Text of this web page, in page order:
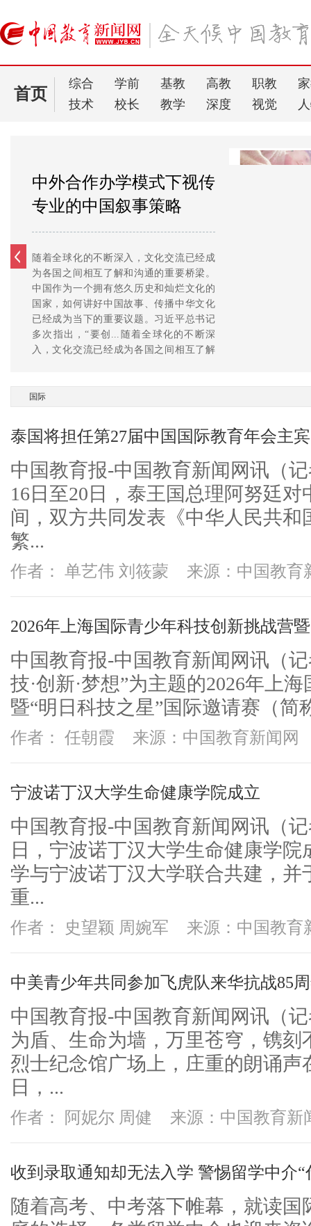
首页
综合 学前 基教 高教 职教
技术
校长 教学 深度 视觉
国际化应用型人才合作培
养的山东交通学院实践
2023年夏天，山东交通学院顿河学院（简
称“顿河学院”）迎来首届毕业生——155名
学子中，114人继续深造，其中92人赴国外
高校攻读更高学位，升学率达73.5%。选择
在国内就业的毕业生则进入了中国国家铁
路集团有限公...作为山东省首家中俄合作办
学机构，顿河学院紧扣共建“一带一路”倡议
国际
泰国将担任第27届中国国际教育年会主
中国教育报-中国教育新闻网讯（
16日至20日，泰王国总理阿努廷
间，双方共同发表《中华人民共
繁...
作者： 单艺伟 刘筱蒙 来源：中国教育
2026年上海国际青少年科技创新挑战营
中国教育报-中国教育新闻网讯（
技·创新·梦想”为主题的2026年上
暨“明日科技之星”国际邀请赛（简
作者： 任朝霞 来源：中国教育新闻网
宁波诺丁汉大学生命健康学院成立
中国教育报-中国教育新闻网讯（
日，宁波诺丁汉大学生命健康学
学与宁波诺丁汉大学联合共建，
重...
作者： 史望颖 周婉军 来源：中国教育
中美青少年共同参加飞虎队来华抗战85
中国教育报-中国教育新闻网讯（
为盾、生命为墙，万里苍穹，镌
烈士纪念馆广场上，庄重的朗诵
日，...
作者： 阿妮尔 周健 来源：中国教育新
收到录取通知却无法入学 警惕留学中介“
随着高考、中考落下帷幕，就读